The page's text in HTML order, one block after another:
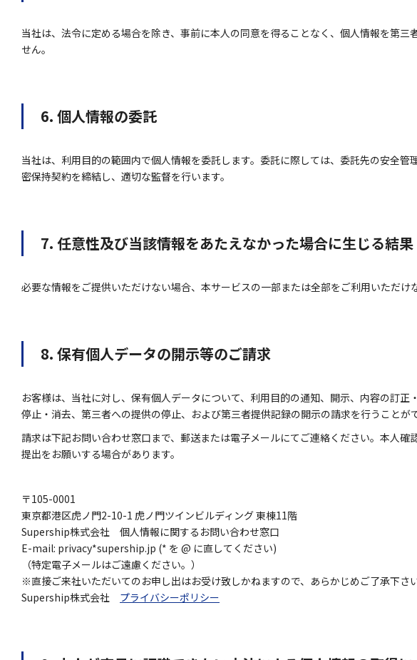
当社は、法令に定める場合を除き、事前に本人の同意を得ることなく、個人情報を第三
せん。
6. 個人情報の委託
当社は、利用目的の範囲内で個人情報を委託します。委託に際しては、委託先の安全管
密保持契約を締結し、適切な監督を行います。
7. 任意性及び当該情報をあたえなかった場合に生じる結果
必要な情報をご提供いただけない場合、本サービスの一部または全部をご利用いただけ
8. 保有個人データの開示等のご請求
お客様は、当社に対し、保有個人データについて、利用目的の通知、開示、内容の訂正
停止・消去、第三者への提供の停止、および第三者提供記録の開示の請求を行うことが
請求は下記お問い合わせ窓口まで、郵送または電子メールにてご連絡ください。本人確
提出をお願いする場合があります。
〒105-0001
東京都港区虎ノ門2-10-1 虎ノ門ツインビルディング 東棟11階
Supership株式会社 個人情報に関するお問い合わせ窓口
E-mail: privacy*supership.jp (* を @ に直してください)
（特定電子メールはご遠慮ください。）
※直接ご来社いただいてのお申し出はお受け致しかねますので、あらかじめご了承下さい
Supership株式会社 プライバシーポリシー